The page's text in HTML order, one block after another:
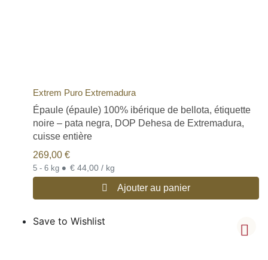
Extrem Puro Extremadura
Épaule (épaule) 100% ibérique de bellota, étiquette
noire – pata negra, DOP Dehesa de Extremadura,
cuisse entière
269,00 €
5 - 6 kg • € 44,00 / kg
Ajouter au panier
Save to Wishlist